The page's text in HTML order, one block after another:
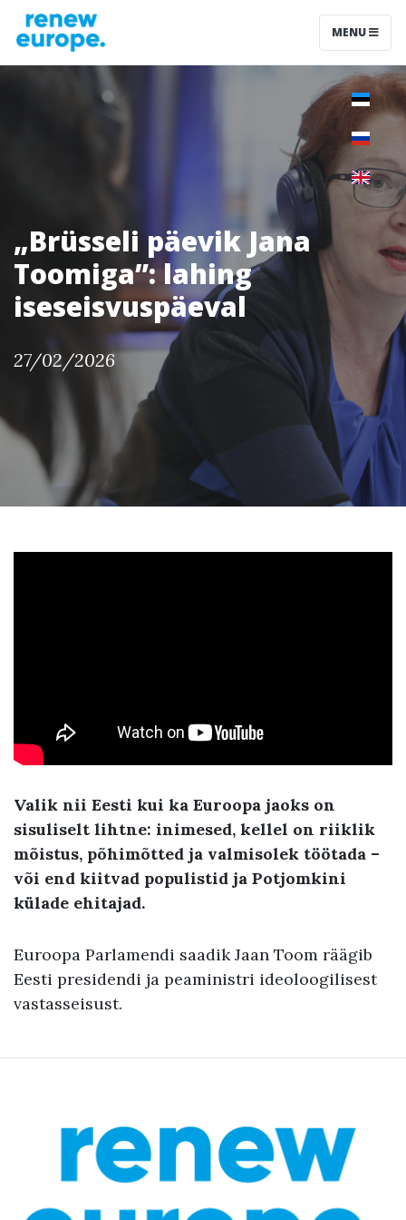
MENU
„Brüsseli päevik Jana
Toomiga”: lahing
iseseisvuspäeval
27/02/2026
Valik nii Eesti kui ka Euroopa jaoks on
sisuliselt lihtne: inimesed, kellel on riiklik
mõistus, põhimõtted ja valmisolek töötada –
või end kiitvad populistid ja Potjomkini
külade ehitajad.
Euroopa Parlamendi saadik Jaan Toom räägib
Eesti presidendi ja peaministri ideoloogilisest
vastasseisust.